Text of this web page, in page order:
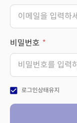
비밀번호
check_box 로그인상태유지